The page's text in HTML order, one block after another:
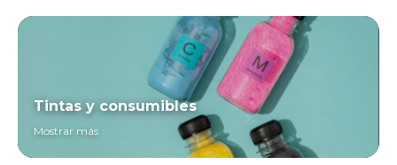
Tintas y consumibles
Mostrar más